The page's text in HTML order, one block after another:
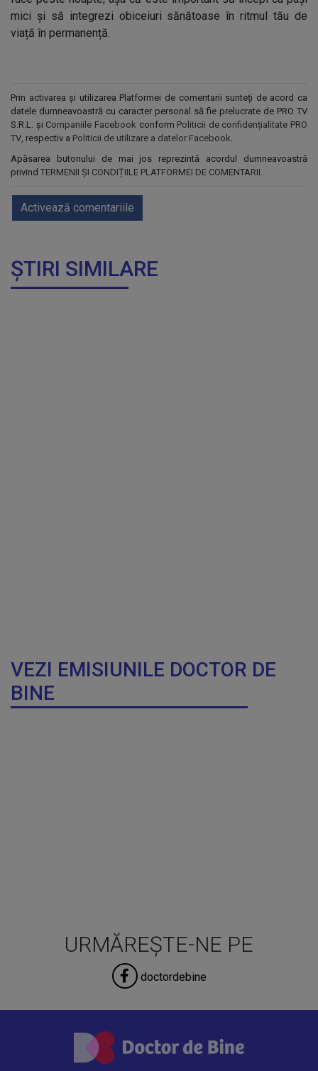
mici și să integrezi obiceiuri sănătoase în ritmul tău de
viață în permanență.
Prin activarea și utilizarea Platformei de comentarii sunteți de acord ca
datele dumneavoastră cu caracter personal să fie prelucrate de PRO TV
S.R.L. și Companiile Facebook conform Politicii de confidențialitate PRO
TV, respectiv a Politicii de utilizare a datelor Facebook.
Apăsarea butonului de mai jos reprezintă acordul dumneavoastră
privind TERMENII ȘI CONDIȚIILE PLATFORMEI DE COMENTARII.
Activează comentariile
ȘTIRI SIMILARE
VEZI EMISIUNILE DOCTOR DE
BINE
URMĂREȘTE-NE PE
doctordebine